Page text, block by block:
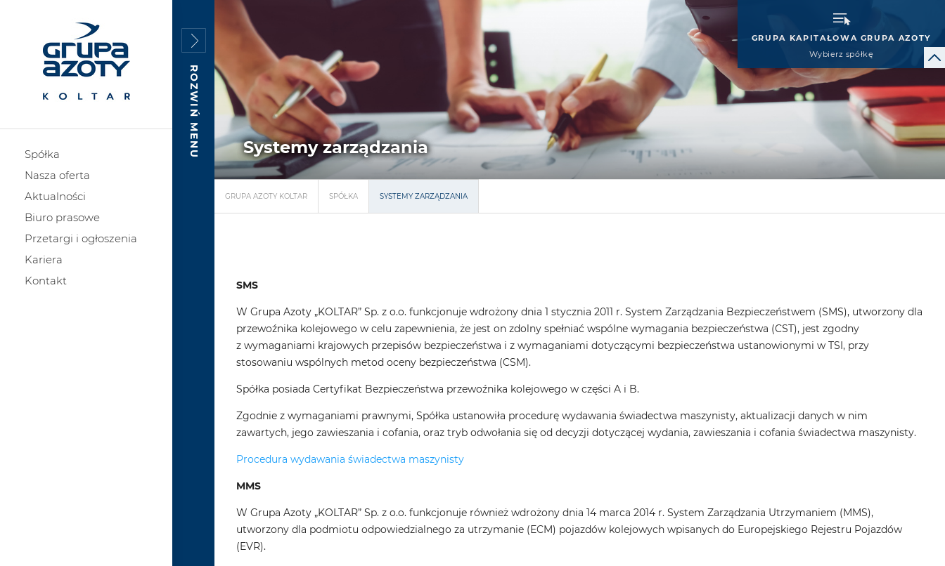
Spółka
Nasza oferta
Aktualności
Biuro prasowe
Przetargi i ogłoszenia
Kariera
Kontakt
GRUPA KAPITAŁOWA GRUPA AZOTY
Wybierz spółkę
ROZWIŃ MENU Systemy zarządzania
GRUPA AZOTY KOLTAR SPÓŁKA SYSTEMY ZARZĄDZANIA
SMS
W Grupa Azoty „KOLTAR” Sp. z o.o. funkcjonuje wdrożony dnia 1 stycznia 2011 r. System Zarządzania Bezpieczeństwem (SMS), utworzony dla
przewoźnika kolejowego w celu zapewnienia, że jest on zdolny spełniać wspólne wymagania bezpieczeństwa (CST), jest zgodny
z wymaganiami krajowych przepisów bezpieczeństwa i z wymaganiami dotyczącymi bezpieczeństwa ustanowionymi w TSI, przy
stosowaniu wspólnych metod oceny bezpieczeństwa (CSM).
Spółka posiada Certyfikat Bezpieczeństwa przewoźnika kolejowego w części A i B.
Zgodnie z wymaganiami prawnymi, Spółka ustanowiła procedurę wydawania świadectwa maszynisty, aktualizacji danych w nim
zawartych, jego zawieszania i cofania, oraz tryb odwołania się od decyzji dotyczącej wydania, zawieszania i cofania świadectwa maszynisty.
Procedura wydawania świadectwa maszynisty
MMS
W Grupa Azoty „KOLTAR” Sp. z o.o. funkcjonuje również wdrożony dnia 14 marca 2014 r. System Zarządzania Utrzymaniem (MMS),
utworzony dla podmiotu odpowiedzialnego za utrzymanie (ECM) pojazdów kolejowych wpisanych do Europejskiego Rejestru Pojazdów
(EVR).